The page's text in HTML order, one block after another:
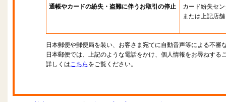
通帳やカードの紛失・盗難に伴うお取引の停止
カード紛失セ
または上記店舗
日本郵便や郵便局を装い、お客さま宛てに自動音声等による不審
日本郵便では、上記のような電話をかけ、個人情報をお尋ねする
詳しくはこちら をご覧ください。